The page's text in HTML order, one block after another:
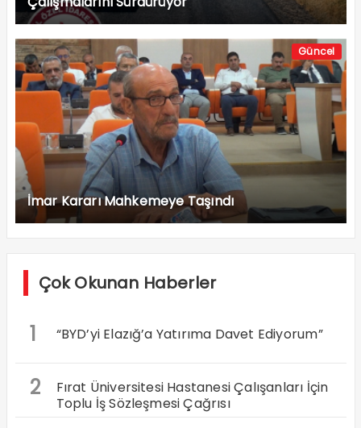
Güncel
İmar Kararı Mahkemeye Taşındı
Çok Okunan Haberler
1 “BYD’yi Elazığ’a Yatırıma Davet Ediyorum”
2
Fırat Üniversitesi Hastanesi Çalışanları İçin
Toplu İş Sözleşmesi Çağrısı